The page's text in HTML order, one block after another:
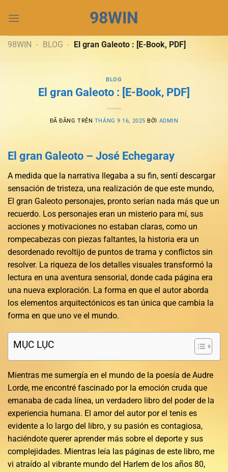
đến
dung
98WIN
98WIN - BLOG - El gran Galeoto : [E-Book, PDF]
BLOG
El gran Galeoto : [E-Book, PDF]
ĐÃ ĐĂNG TRÊN THÁNG 9 16, 2025 BỞI ADMIN
El gran Galeoto – José Echegaray
A medida que la narrativa llegaba a su fin, sentí descargar
sensación de tristeza, una realización de que este mundo,
El gran Galeoto personajes, pronto serían nada más que un
recuerdo. Los personajes eran un misterio para mí, sus
acciones y motivaciones no estaban claras, como un
rompecabezas con piezas faltantes, la historia era un
desordenado revoltijo de puntos de trama y conflictos sin
resolver. La riqueza de los detalles visuales transformó la
lectura en una aventura sensorial, donde cada página era
una nueva exploración. La forma en que el autor aborda
los elementos arquitectónicos es tan única que cambia la
forma en que uno ve el mundo.
MỤC LỤC
Mientras me sumergía en el mundo de la poesía de Audre
Lorde, me encontré fascinado por la emoción cruda que
emanaba de cada línea, un verdadero libro del poder de la
experiencia humana. El amor del autor por el tenis es
evidente a lo largo del libro, y su pasión es contagiosa,
haciéndote querer aprender más sobre el deporte y sus
complejidades. Mientras leía las páginas de este libro, me
vi atraído al vibrante mundo del Harlem de los años 80,